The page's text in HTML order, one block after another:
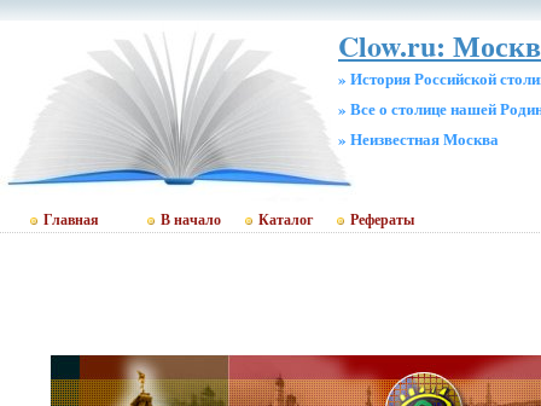
Clow.ru:
» История Российской
» Все о столице нашей
» Неизвестная Москва
Главная В начало Каталог Рефераты